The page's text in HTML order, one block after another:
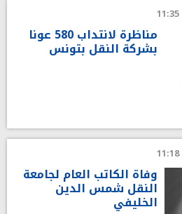
مناظرة لانتداب 580 عونا
بشركة النقل بتونس
وفاة الكاتب العام لجامعة
النقل شمس الدين
الخليفي